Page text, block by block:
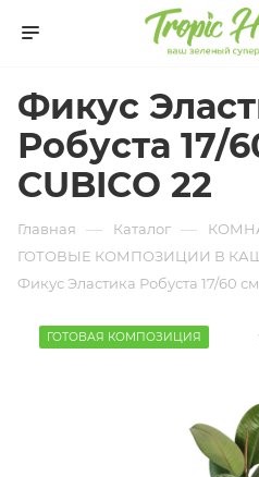
Фикус
Робуста 17/
CUBICO 22
Главная — Каталог —
ГОТОВЫЕ КОМПОЗИЦИИ В
Фикус Эластика Робуста 17/60
ГОТОВАЯ КОМПОЗИЦИЯ